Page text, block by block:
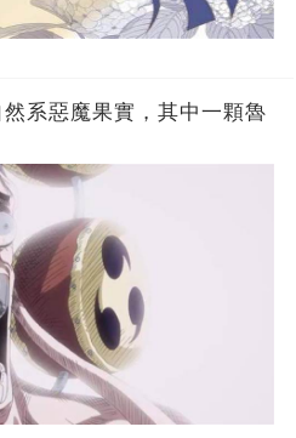
系惡魔果實，其中一顆魯